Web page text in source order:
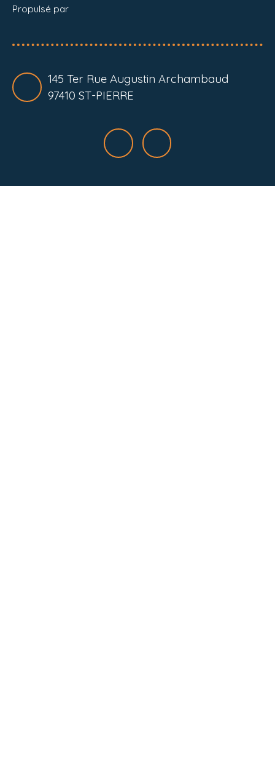
Propulsé par
145 Ter Rue Augustin Archambaud
97410 ST-PIERRE